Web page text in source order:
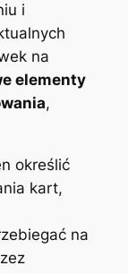
i
na
elementy
,
określić
kart,
na